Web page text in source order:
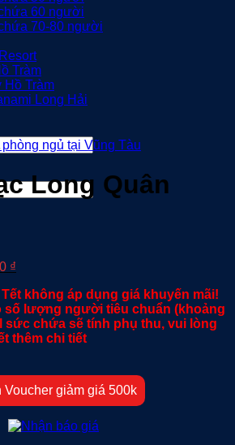
60 người
70-80 người
Tràm
Hồ Tràm
Long Hải
ngủ tại Vũng Tàu
Long Quân
₫.
₫
tại
là:
3.000.000 ₫.
không áp dụng giá khuyến mãi!
số lượng người tiêu chuẩn (khoảng
sức chứa sẽ tính phụ thu, vui lòng
thêm chi tiết
Voucher giảm giá 500k